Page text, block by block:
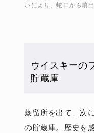
いにより、蛇口から噴
ウイスキーの
貯蔵庫
蒸留所を出て、次
の貯蔵庫。歴史を